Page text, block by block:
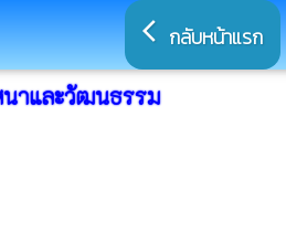
arrow_back_ios กลับหน้าแรก
นาและวัฒนธรรม